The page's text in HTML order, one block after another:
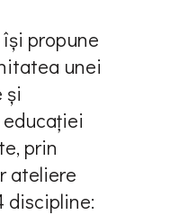
își propune
unei
și
prin
ateliere
discipline: